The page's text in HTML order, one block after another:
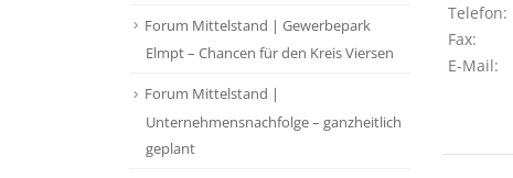
Telefon:
Fax:
E-Mail:
Forum Mittelstand | Gewerbepark
Elmpt – Chancen für den Kreis Viersen
Forum Mittelstand |
Unternehmensnachfolge – ganzheitlich
geplant